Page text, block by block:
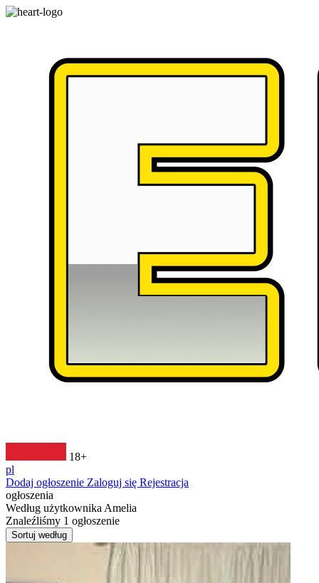
18+
pl
Dodaj ogłoszenie Zaloguj się Rejestracja
ogłoszenia
Według użytkownika Amelia
Znaleźliśmy 1 ogłoszenie
Sortuj według